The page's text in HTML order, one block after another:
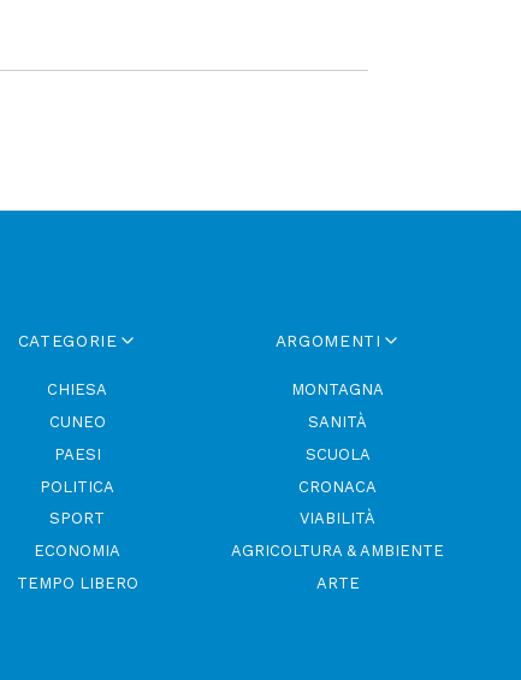
CATEGORIE
CHIESA
CUNEO
PAESI
POLITICA
SPORT
ECONOMIA
TEMPO LIBERO
ARGOMENTI
MONTAGNA
SANITÀ
SCUOLA
CRONACA
VIABILITÀ
AGRICOLTURA & AMBIENTE
ARTE